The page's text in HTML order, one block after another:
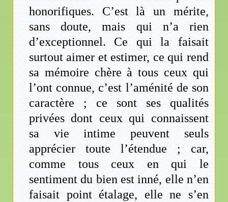
honorifiques. C’est là un mérite,
sans doute, mais qui n’a rien
d’exceptionnel. Ce qui la faisait
surtout aimer et estimer, ce qui rend
sa mémoire chère à tous ceux qui
l’ont connue, c’est l’aménité de son
caractère ; ce sont ses qualités
privées dont ceux qui connaissent
sa vie intime peuvent seuls
apprécier toute l’étendue ; car,
comme tous ceux en qui le
sentiment du bien est inné, elle n’en
faisait point étalage, elle ne s’en